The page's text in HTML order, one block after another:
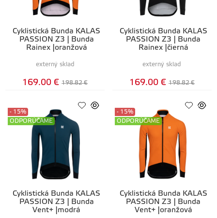
Cyklistická Bunda KALAS
PASSION Z3 | Bunda
Rainex |oranžová
externý sklad
169.00 € 198.82 €
Cyklistická Bunda KALAS
PASSION Z3 | Bunda
Rainex |čierná
externý sklad
169.00 € 198.82 €
Cyklistická Bunda KALAS
PASSION Z3 | Bunda
Vent+ |modrá
- 15%
ODPORÚČAME
Cyklistická Bunda KALAS
PASSION Z3 | Bunda
Vent+ |oranžová
- 15%
ODPORÚČAME